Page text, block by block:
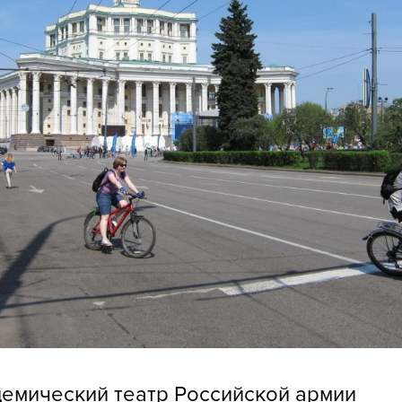
театр Российской армии